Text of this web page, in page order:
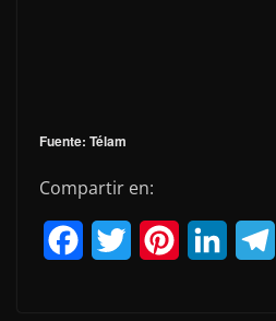
Fuente: Télam
Compartir en: